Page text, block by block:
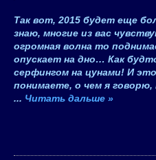
Так вот, 2015 будет еще
знаю, многие из вас
огромная волна то
опускает на дно… Как
серфингом на цунами! И
понимаете, о чем я говорю,
... Читать дальше »